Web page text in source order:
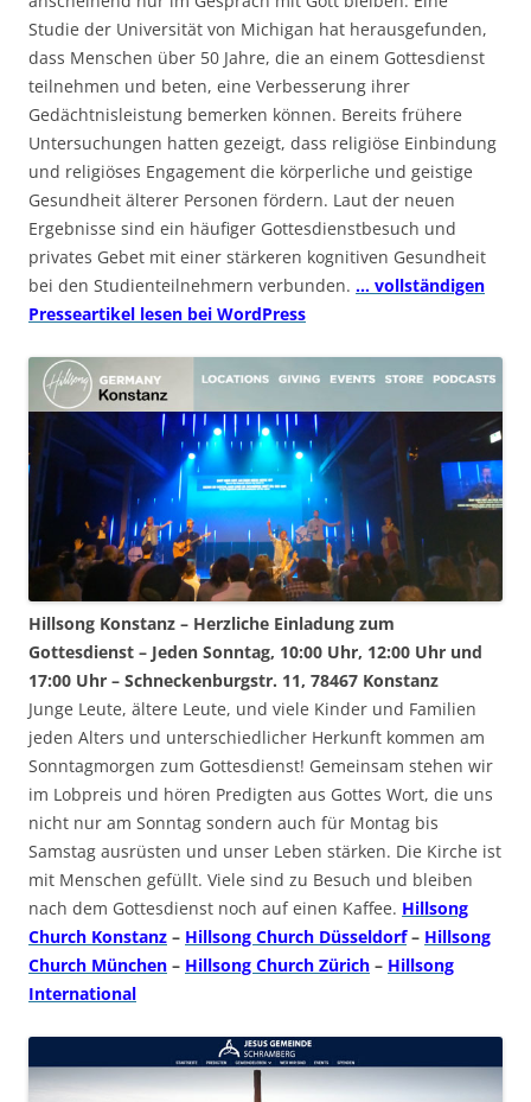
Studie der Universität von Michigan hat herausgefunden,
dass Menschen über 50 Jahre, die an einem Gottesdienst
teilnehmen und beten, eine Verbesserung ihrer
Gedächtnisleistung bemerken können. Bereits frühere
Untersuchungen hatten gezeigt, dass religiöse Einbindung
und religiöses Engagement die körperliche und geistige
Gesundheit älterer Personen fördern. Laut der neuen
Ergebnisse sind ein häufiger Gottesdienstbesuch und
privates Gebet mit einer stärkeren kognitiven Gesundheit
bei den Studienteilnehmern verbunden. … vollständigen
Presseartikel lesen bei WordPress
Hillsong Konstanz – Herzliche Einladung zum
Gottesdienst – Jeden Sonntag, 10:00 Uhr, 12:00 Uhr und
17:00 Uhr – Schneckenburgstr. 11, 78467 Konstanz
Junge Leute, ältere Leute, und viele Kinder und Familien
jeden Alters und unterschiedlicher Herkunft kommen am
Sonntagmorgen zum Gottesdienst! Gemeinsam stehen wir
im Lobpreis und hören Predigten aus Gottes Wort, die uns
nicht nur am Sonntag sondern auch für Montag bis
Samstag ausrüsten und unser Leben stärken. Die Kirche ist
mit Menschen gefüllt. Viele sind zu Besuch und bleiben
nach dem Gottesdienst noch auf einen Kaffee. Hillsong
Church Konstanz – Hillsong Church Düsseldorf– Hillsong
Church München – Hillsong Church Zürich – Hillsong
International